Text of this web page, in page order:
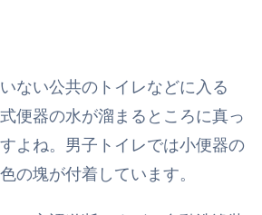
ない公共のトイレなどに入る
便器の水が溜まるところに真っ
よね。男子トイレでは小便器の
の塊が付着しています。